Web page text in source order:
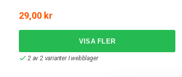
29,00 kr
2 av 2 varianter I webblager